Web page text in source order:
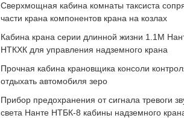
Сверхмощная кабина комнаты таксиста
части крана компонентов крана на козлах
Кабина крана серии длинной жизни 1.1М
НТКХК для управления надземного крана
Прочная кабина крановщика консоли
отдыхать автомобиля зеро
Прибор предохранения от сигнала тревоги
света Нанте НТБК-8 кабины надземного